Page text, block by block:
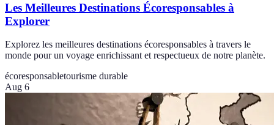
Les Meilleures Destinations Écoresponsables à
Explorer
Explorez les meilleures destinations écoresponsables à travers le
monde pour un voyage enrichissant et respectueux de notre planète.
écoresponsabletourisme durable
Aug 6